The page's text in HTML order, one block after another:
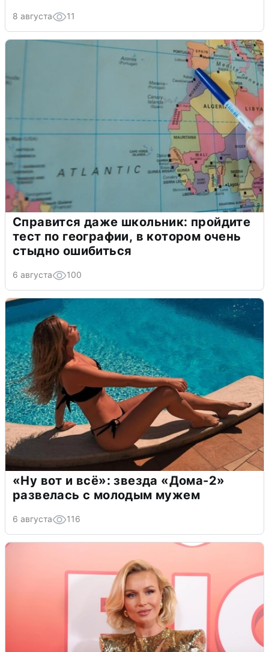
8 августа 11
Справится даже школьник: пройдите
тест по географии, в котором очень
стыдно ошибиться
6 августа 100
«Ну вот и всё»: звезда «Дома-2»
развелась с молодым мужем
6 августа 116